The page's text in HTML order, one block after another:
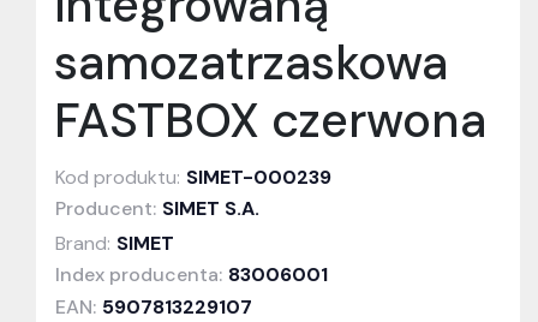
samozatrzaskowa
FASTBOX czerwona
Kod produktu: SIMET-000239
Producent: SIMET S.A.
Brand: SIMET
Index producenta: 83006001
EAN: 5907813229107